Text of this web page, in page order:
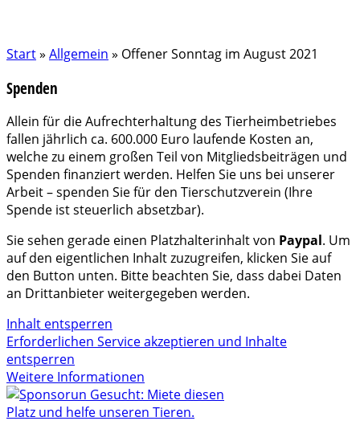
Start» Allgemein » Offener Sonntag im August 2021
Spenden
Allein für die Aufrechterhaltung des Tierheimbetriebes
fallen jährlich ca. 600.000 Euro laufende Kosten an,
welche zu einem großen Teil von Mitgliedsbeiträgen und
Spenden finanziert werden. Helfen Sie uns bei unserer
Arbeit – spenden Sie für den Tierschutzverein (Ihre
Spende ist steuerlich absetzbar).
Sie sehen gerade einen Platzhalterinhalt von Paypal. Um
auf den eigentlichen Inhalt zuzugreifen, klicken Sie auf
den Button unten. Bitte beachten Sie, dass dabei Daten
an Drittanbieter weitergegeben werden.
Inhalt entsperren
Erforderlichen Service akzeptieren und Inhalte
entsperren
Weitere Informationen